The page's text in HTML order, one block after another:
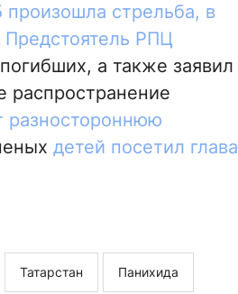
стрельба, в
Предстоятель РПЦ
а также заявил
разностороннюю
детей посетил глава
Татарстан Панихида